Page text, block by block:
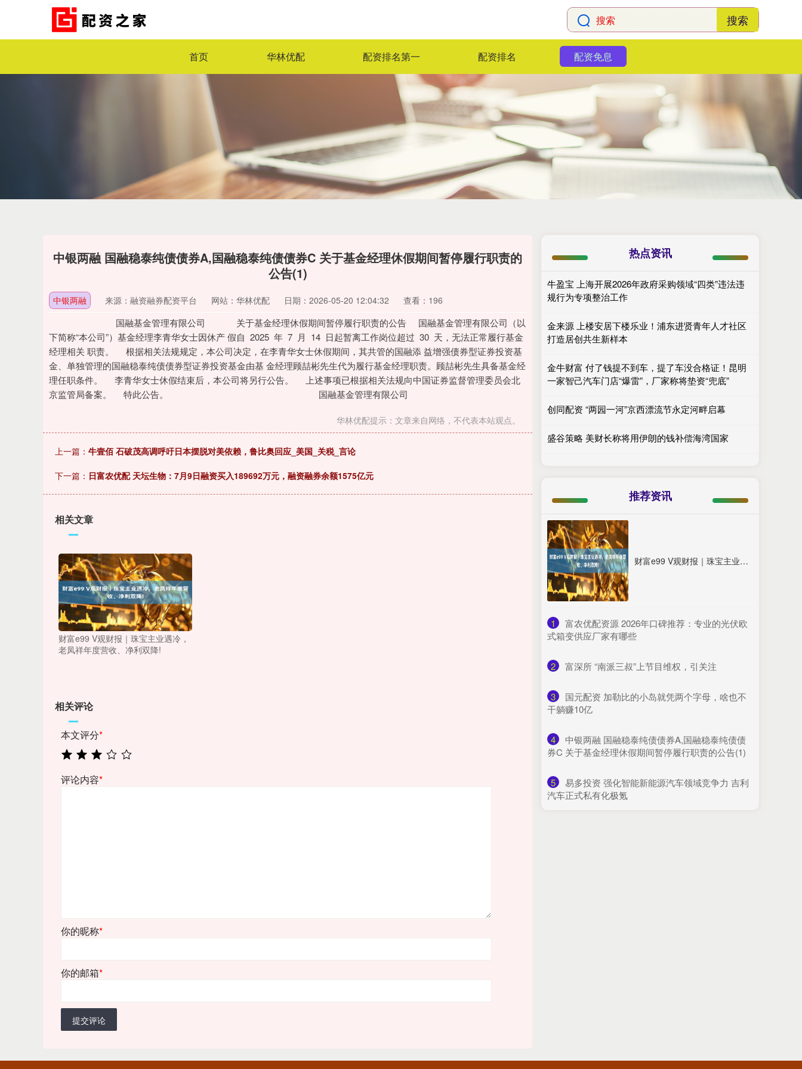
搜索
首页 华林优配 配资排名第一 配资排名 配资免息
中银两融 国融稳泰纯债债券A,国融稳泰纯债债券C 关于基金经理休假期间暂停履行职责的
公告(1)
中银两融 来源：融资融券配资平台 网站：华林优配 日期：2026-05-20 12:04:32 查看：196
国融基金管理有限公司 关于基金经理休假期间暂停履行职责的公告 国融基金管理有限公司（以
下简称“本公司”）基金经理李青华女士因休产 假自 2025 年 7 月 14 日起暂离工作岗位超过 30 天，无法正常履行基金
经理相关 职责。 根据相关法规规定，本公司决定，在李青华女士休假期间，其共管的国融添 益增强债券型证券投资基
金、单独管理的国融稳泰纯债债券型证券投资基金由基 金经理顾喆彬先生代为履行基金经理职责。顾喆彬先生具备基金经
理任职条件。 李青华女士休假结束后，本公司将另行公告。 上述事项已根据相关法规向中国证券监督管理委员会北
京监管局备案。 特此公告。 国融基金管理有限公司
华林优配提示：文章来自网络，不代表本站观点。
上一篇： 牛壹佰 石破茂高调呼吁日本摆脱对美依赖，鲁比奥回应_美国_关税_言论
下一篇： 日富农优配 天坛生物：7月9日融资买入189692万元，融资融券余额1575亿元
相关文章
财富e99 V观财报｜珠宝主业遇冷，
老凤祥年度营收、净利双降!
相关评论
本文评分*
评论内容*
你的昵称*
你的邮箱*
提交评论
热点资讯
牛盈宝 上海开展2026年政府采购领域“四类”违法违
规行为专项整治工作
金来源 上楼安居下楼乐业！浦东进贤青年人才社区
打造居创共生新样本
金牛财富 付了钱提不到车，提了车没合格证！昆明
一家智己汽车门店“爆雷”，厂家称将垫资“兜底”
创同配资 “两园一河”京西漂流节永定河畔启幕
盛谷策略 美财长称将用伊朗的钱补偿海湾国家
推荐资讯
财富e99 V观财报｜珠宝主业遇冷，老凤祥年度营收、净利双降!
1
​富农优配资源 2026年口碑推荐：专业的光伏欧
式箱变供应厂家有哪些
2 ​富深所 “南派三叔”上节目维权，引关注
3
​国元配资 加勒比的小岛就凭两个字母，啥也不
干躺赚10亿
4
​中银两融 国融稳泰纯债债券A,国融稳泰纯债债
券C 关于基金经理休假期间暂停履行职责的公告(1)
5
​易多投资 强化智能新能源汽车领域竞争力 吉利
汽车正式私有化极氪